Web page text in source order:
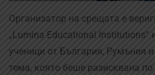
Организатор на срещата е
„Lumina Educational Institutions”
ученици от България, Румъния
тема, която беше разисквана